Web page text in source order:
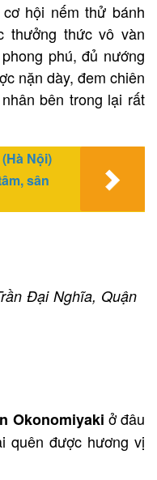
hội nếm thử bánh
thưởng thức vô vàn
phú, đủ nướng
nặn dày, đem chiên
bên trong lại rất
Nội)
sân
Đại Nghĩa, Quận
Okonomiyaki ở đâu
quên được hương vị